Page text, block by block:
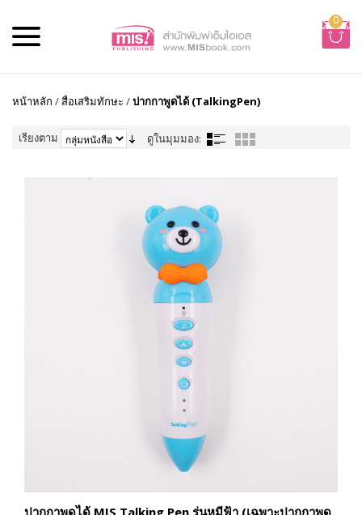
0
หน้าหลัก /สื่อเสริมทักษะ /ปากกาพูดได้ (TalkingPen)
เรียงตาม ดูในมุมมอง:
ปากกาพูดได้ MIS Talking Pen รุ่นหมีฟ้า (เฉพาะปากกาพูด